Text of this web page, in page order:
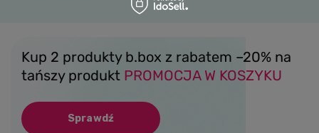
Kup 2 produkty b.box z rabatem –20% na
tańszy produkt PROMOCJA W KOSZYKU
Sprawdź